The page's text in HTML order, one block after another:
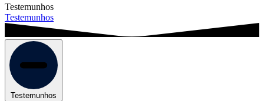
Testemunhos
Testemunhos
Testemunhos